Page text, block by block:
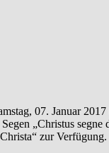
07. Januar
„Christus
zur